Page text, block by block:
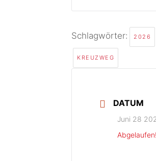
Schlagwörter: 2026
KREUZWEG
DATUM
Juni 28
Abgelaufen!